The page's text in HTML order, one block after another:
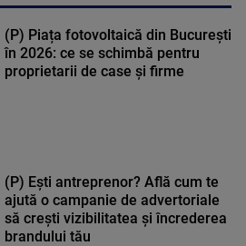
(P) Piața fotovoltaică din București
în 2026: ce se schimbă pentru
proprietarii de case și firme
(P) Ești antreprenor? Află cum te
ajută o campanie de advertoriale
să crești vizibilitatea și încrederea
brandului tău